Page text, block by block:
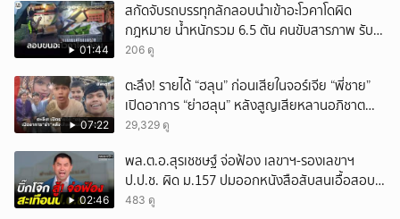
01:44
สกัดจับรถบรรทุกลักลอบนำเข้าอะโวคาโดผิด
กฎหมาย น้ำหนักรวม 6.5 ตัน คนขับสารภาพ รับ
ค่าจ้างเที่ยวละ 5,000 บาท
206 ดู
07:22
ตะลึง! รายได้ “ฮลุน” ก่อนเสียในจอร์เจีย “พี่ชาย”
เปิดอาการ “ย่าฮลุน” หลังสูญเสียหลานอภิชาต
บุตร!
29,329 ดู
02:46
พล.ต.อ.สุรเชชษฐ์ จ่อฟ้อง เลขาฯ-รองเลขาฯ
ป.ป.ช. ผิด ม.157 ปมออกหนังสือสับสนเอื้อสอบ
คดีซ้ำซ้อน
483 ดู